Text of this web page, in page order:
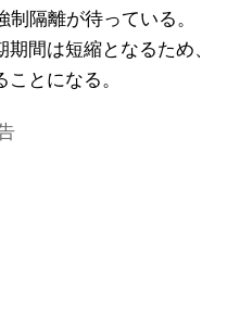
隔離が待っている。
間は短縮となるため、
とになる。